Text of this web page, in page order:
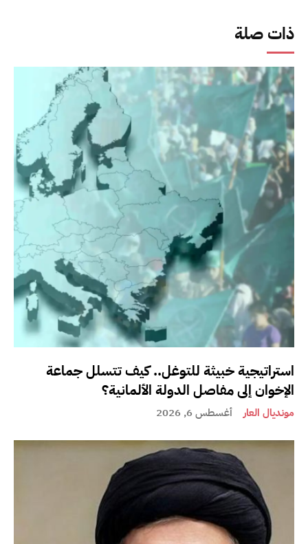
ذات صلة
استراتيجية خبيثة للتوغل.. كيف تتسلل جماعة
الإخوان إلى مفاصل الدولة الألمانية؟
مونديال العار أغسطس 6, 2026